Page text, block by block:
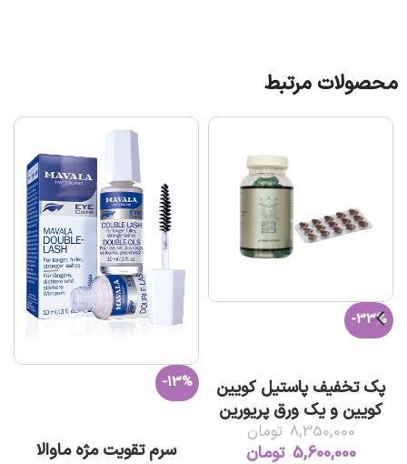
محصولات مرتبط
-33%
پک تخفیف پاستیل کویین
کویین و یک ورق پریورین
8,350,000 تومان
5,600,000 تومان
-13%
سرم تقویت مژه ماوالا